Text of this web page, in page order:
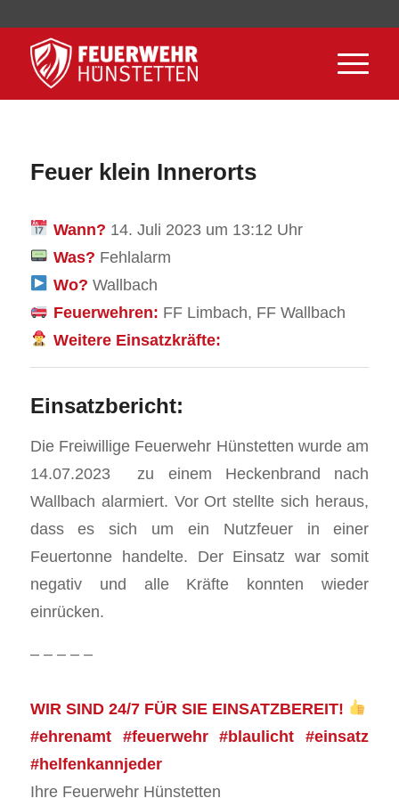
Feuer klein Innerorts
Wann? 14. Juli 2023 um 13:12 Uhr
Was? Fehlalarm
Wo? Wallbach
Feuerwehren: FF Limbach, FF Wallbach
Weitere Einsatzkräfte:
Einsatzbericht:
Die Freiwillige Feuerwehr Hünstetten wurde am
14.07.2023 zu einem Heckenbrand nach
Wallbach alarmiert. Vor Ort stellte sich heraus,
dass es sich um ein Nutzfeuer in einer
Feuertonne handelte. Der Einsatz war somit
negativ und alle Kräfte konnten wieder
einrücken.
– – – – –
WIR SIND 24/7 FÜR SIE EINSATZBEREIT!
#ehrenamt #feuerwehr #blaulicht #einsatz
#helfenkannjeder
Ihre Feuerwehr Hünstetten